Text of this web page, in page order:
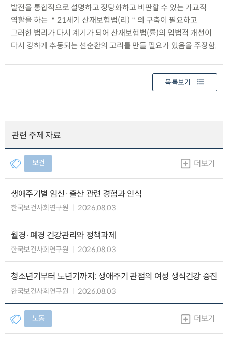
발전을 통합적으로 설명하고 정당화하고 비판할 수 있는 가교적
역할을 하는 ＂21세기 산재보험법(리)＂의 구축이 필요하고
그러한 법리가 다시 계기가 되어 산재보험법(률)의 입법적 개선이
다시 강하게 추동되는 선순환의 고리를 만들 필요가 있음을 주장함.
목록보기
관련 주제 자료
보건 더보기
생애주기별 임신·출산 관련 경험과 인식
한국보건사회연구원 2026.08.03
월경·폐경 건강관리와 정책과제
한국보건사회연구원 2026.08.03
청소년기부터 노년기까지: 생애주기 관점의 여성 생식건강 증진
한국보건사회연구원 2026.08.03
노동 더보기